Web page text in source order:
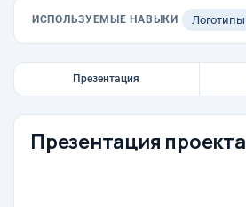
ИСПОЛЬЗУЕМЫЕ НАВЫКИ Логотипы
Презентация
Презентация проекта